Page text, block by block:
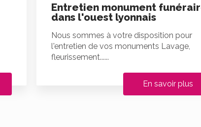
Entretien monument
dans l'ouest lyonnais
Nous sommes à votre disposition pour
l'entretien de vos monuments Lavage,
fleurissement......
En savoir plus